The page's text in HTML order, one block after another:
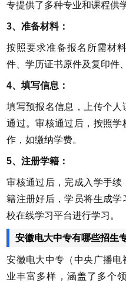
专提供了多种专业和课程供
3、准备材料：
按照要求准备报名所需材
件、学历证书原件及复印件
4、填写信息：
填写预报名信息，上传个
通过。审核通过后，按照
作，如缴纳学费。
5、注册学籍：
审核通过后，完成入学手
籍注册好后，学员将生成
校在线学习平台进行学习。
安徽电大中专有哪些招生
安徽电大中专（中央广播
业丰富多样，涵盖了多个